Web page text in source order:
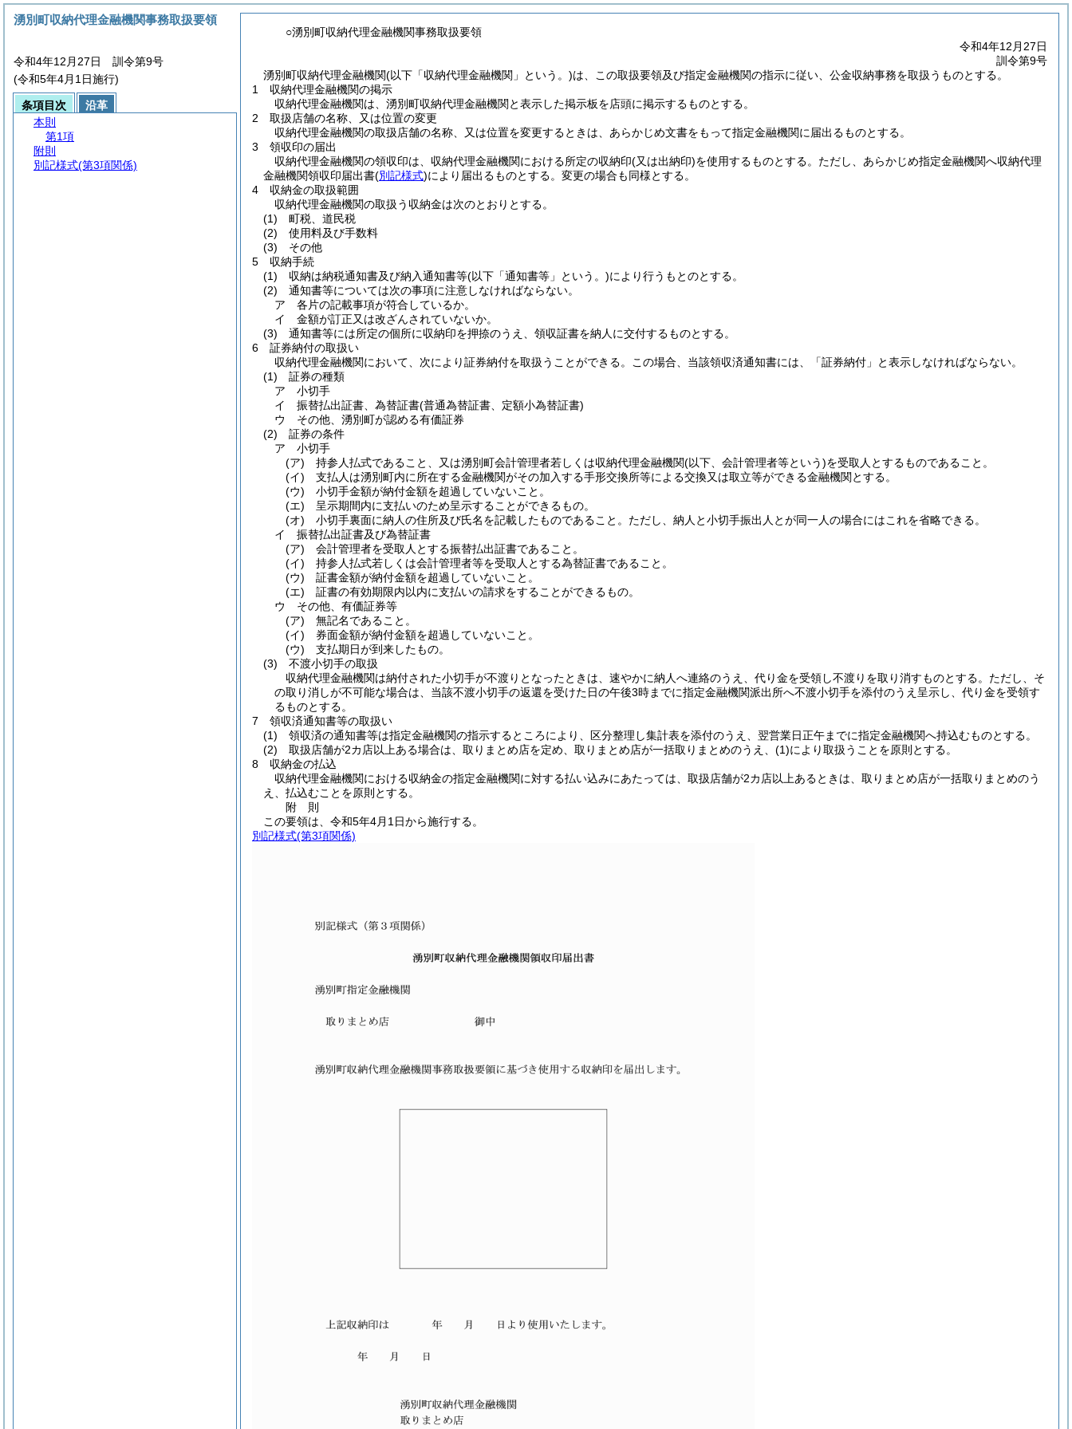
○湧別町収納代理金融機関事務取扱要領
令和4年12月27日
訓令第9号
湧別町収納代理金融機関(以下「収納代理金融機関」という。)は、この取扱要領及び指定金融機関の指示に従い、公金収納事務を取扱うものとする。
1 収納代理金融機関の掲示
収納代理金融機関は、湧別町収納代理金融機関と表示した掲示板を店頭に掲示するものとする。
2 取扱店舗の名称、又は位置の変更
収納代理金融機関の取扱店舗の名称、又は位置を変更するときは、あらかじめ文書をもって指定金融機関に届出るものとする。
3 領収印の届出
収納代理金融機関の領収印は、収納代理金融機関における所定の収納印(又は出納印)を使用するものとする。ただし、あらかじめ指定金融機関へ収納代理
金融機関領収印届出書(別記様式)により届出るものとする。変更の場合も同様とする。
4 収納金の取扱範囲
収納代理金融機関の取扱う収納金は次のとおりとする。
(1) 町税、道民税
(2) 使用料及び手数料
(3) その他
5 収納手続
(1) 収納は納税通知書及び納入通知書等(以下「通知書等」という。)により行うもとのとする。
(2) 通知書等については次の事項に注意しなければならない。
ア 各片の記載事項が符合しているか。
イ 金額が訂正又は改ざんされていないか。
(3) 通知書等には所定の個所に収納印を押捺のうえ、領収証書を納人に交付するものとする。
6 証券納付の取扱い
収納代理金融機関において、次により証券納付を取扱うことができる。この場合、当該領収済通知書には、「証券納付」と表示しなければならない。
(1) 証券の種類
ア 小切手
イ 振替払出証書、為替証書(普通為替証書、定額小為替証書)
ウ その他、湧別町が認める有価証券
(2) 証券の条件
ア 小切手
(ア) 持参人払式であること、又は湧別町会計管理者若しくは収納代理金融機関(以下、会計管理者等という)を受取人とするものであること。
(イ) 支払人は湧別町内に所在する金融機関がその加入する手形交換所等による交換又は取立等ができる金融機関とする。
(ウ) 小切手金額が納付金額を超過していないこと。
(エ) 呈示期間内に支払いのため呈示することができるもの。
(オ) 小切手裏面に納人の住所及び氏名を記載したものであること。ただし、納人と小切手振出人とが同一人の場合にはこれを省略できる。
イ 振替払出証書及び為替証書
(ア) 会計管理者を受取人とする振替払出証書であること。
(イ) 持参人払式若しくは会計管理者等を受取人とする為替証書であること。
(ウ) 証書金額が納付金額を超過していないこと。
(エ) 証書の有効期限内以内に支払いの請求をすることができるもの。
ウ その他、有価証券等
(ア) 無記名であること。
(イ) 券面金額が納付金額を超過していないこと。
(ウ) 支払期日が到来したもの。
(3) 不渡小切手の取扱
収納代理金融機関は納付された小切手が不渡りとなったときは、速やかに納人へ連絡のうえ、代り金を受領し不渡りを取り消すものとする。ただし、そ
の取り消しが不可能な場合は、当該不渡小切手の返還を受けた日の午後3時までに指定金融機関派出所へ不渡小切手を添付のうえ呈示し、代り金を受領す
るものとする。
7 領収済通知書等の取扱い
(1) 領収済の通知書等は指定金融機関の指示するところにより、区分整理し集計表を添付のうえ、翌営業日正午までに指定金融機関へ持込むものとする。
(2) 取扱店舗が2カ店以上ある場合は、取りまとめ店を定め、取りまとめ店が一括取りまとめのうえ、 (1)により取扱うことを原則とする。
8 収納金の払込
収納代理金融機関における収納金の指定金融機関に対する払い込みにあたっては、取扱店舗が2カ店以上あるときは、取りまとめ店が一括取りまとめのう
え、払込むことを原則とする。
附 則
この要領は、令和5年4月1日から施行する。
別記様式(第3項関係)
湧別町収納代理金融機関事務取扱要領
令和4年12月27日 訓令第9号
(令和5年4月1日施行)
条項目次
沿革
本則
第1項
附則
別記様式(第3項関係)